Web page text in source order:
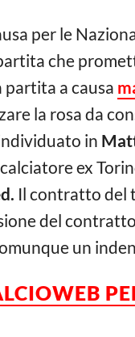
per le
che
a causa
la rosa da
in
ex
Il contratto del
del
un